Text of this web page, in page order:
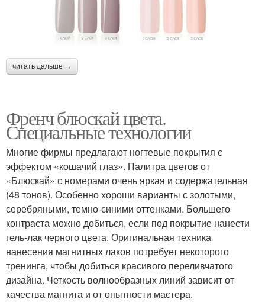
читать дальше →
Френч блюскай цвета.
Специальные технологии
Многие фирмы предлагают ногтевые покрытия с
эффектом «кошачий глаз». Палитра цветов от
«Блюскай» с номерами очень яркая и содержательная
(48 тонов). Особенно хороши варианты с золотыми,
серебряными, темно-синими оттенками. Большего
контраста можно добиться, если под покрытие нанести
гель-лак черного цвета. Оригинальная техника
нанесения магнитных лаков потребует некоторого
тренинга, чтобы добиться красивого переливчатого
дизайна. Четкость волнообразных линий зависит от
качества магнита и от опытности мастера.